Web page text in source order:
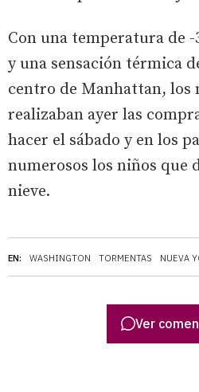
EN: WASHINGTON TORMENTAS NUEVA
Con una temperatura de
y una sensación térmica
centro de Manhattan, los
realizaban ayer las
hacer el sábado y en los
numerosos los niños que
nieve.
Ver